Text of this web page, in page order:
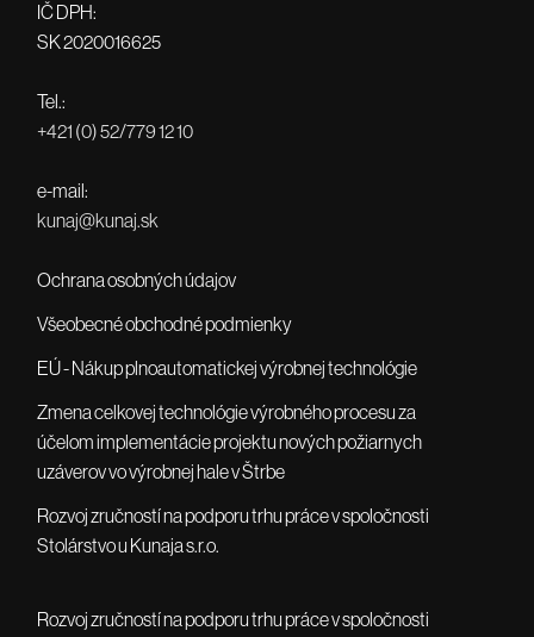
IČ DPH:
SK 2020016625
Tel.:
+421 (0) 52/779 12 10
e-mail:
kunaj@kunaj.sk
Ochrana osobných údajov
Všeobecné obchodné podmienky
EÚ - Nákup plnoautomatickej výrobnej technológie
Zmena celkovej technológie výrobného procesu za
účelom implementácie projektu nových požiarnych
uzáverov vo výrobnej hale v Štrbe
Rozvoj zručností na podporu trhu práce v spoločnosti
Stolárstvo u Kunaja s.r.o.
Rozvoj zručností na podporu trhu práce v spoločnosti